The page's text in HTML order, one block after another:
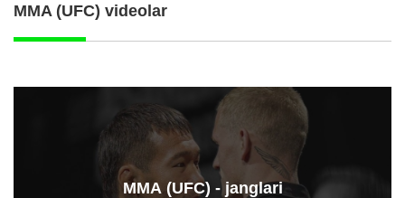
MMA (UFC) videolar
ММА (UFC) - janglari